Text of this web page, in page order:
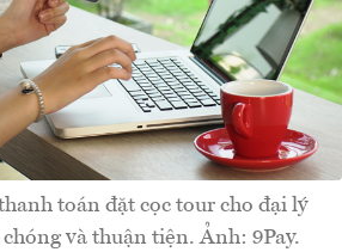
toán đặt cọc tour cho đại lý
và thuận tiện. Ảnh: 9Pay.